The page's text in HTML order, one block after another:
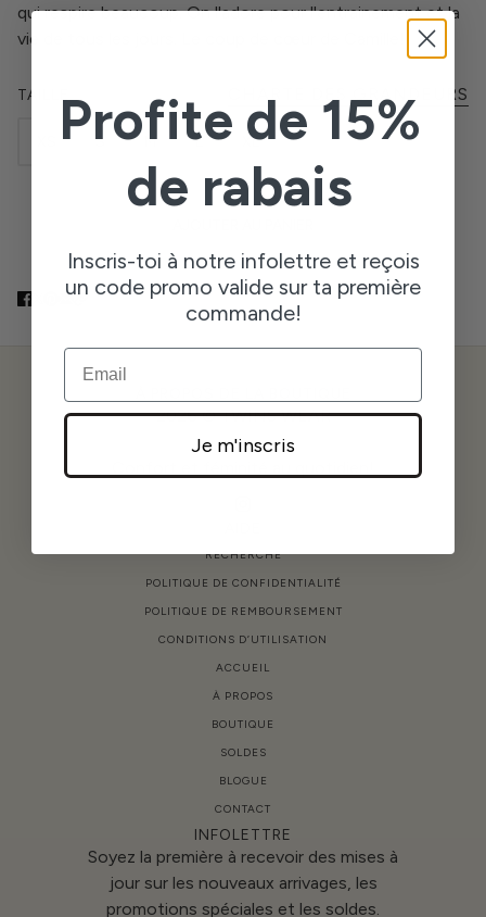
qui respire beaucoup. On l'adore pour l'entrainement et la
vie de tous les jours. Le coup de cœur de Camille!
TAILLE CHARTE DES GRANDEURS
S M L XL
2026 © TWINS WEAR
RECHERCHE
POLITIQUE DE CONFIDENTIALITÉ
POLITIQUE DE REMBOURSEMENT
CONDITIONS D’UTILISATION
ACCUEIL
À PROPOS
BOUTIQUE
SOLDES
BLOGUE
CONTACT
INFOLETTRE
Soyez la première à recevoir des mises à
jour sur les nouveaux arrivages, les
promotions spéciales et les soldes.
Profite de 15%
de rabais
Inscris-toi à notre infolettre et reçois
un code promo valide sur ta première
commande!
EMAIL
Je m'inscris